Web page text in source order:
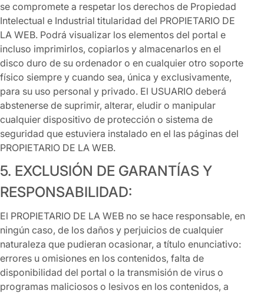
se compromete a respetar los derechos de Propiedad
Intelectual e Industrial titularidad del PROPIETARIO DE
LA WEB. Podrá visualizar los elementos del portal e
incluso imprimirlos, copiarlos y almacenarlos en el
disco duro de su ordenador o en cualquier otro soporte
físico siempre y cuando sea, única y exclusivamente,
para su uso personal y privado. El USUARIO deberá
abstenerse de suprimir, alterar, eludir o manipular
cualquier dispositivo de protección o sistema de
seguridad que estuviera instalado en el las páginas del
PROPIETARIO DE LA WEB.
5. EXCLUSIÓN DE GARANTÍAS Y
RESPONSABILIDAD:
El PROPIETARIO DE LA WEB no se hace responsable, en
ningún caso, de los daños y perjuicios de cualquier
naturaleza que pudieran ocasionar, a título enunciativo:
errores u omisiones en los contenidos, falta de
disponibilidad del portal o la transmisión de virus o
programas maliciosos o lesivos en los contenidos, a